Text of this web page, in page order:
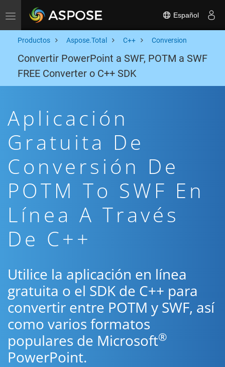
Toggle navigation Español
Productos Aspose.Total C++ Conversion
Convertir PowerPoint a SWF, POTM a SWF
FREE Converter o C++ SDK
Aplicación
Gratuita De
Conversión De
POTM To SWF En
Línea A Través
De C++
Utilice la aplicación en línea
gratuita o el SDK de C++ para
convertir entre POTM y SWF, así
como varios formatos
populares de Microsoft®
PowerPoint.